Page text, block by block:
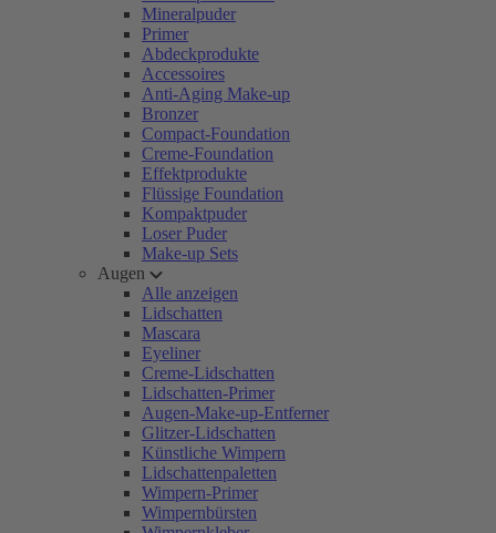
Mineralpuder
Primer
Abdeckprodukte
Accessoires
Anti-Aging Make-up
Bronzer
Compact-Foundation
Creme-Foundation
Effektprodukte
Flüssige Foundation
Kompaktpuder
Loser Puder
Make-up Sets
Augen
Alle anzeigen
Lidschatten
Mascara
Eyeliner
Creme-Lidschatten
Lidschatten-Primer
Augen-Make-up-Entferner
Glitzer-Lidschatten
Künstliche Wimpern
Lidschattenpaletten
Wimpern-Primer
Wimpernbürsten